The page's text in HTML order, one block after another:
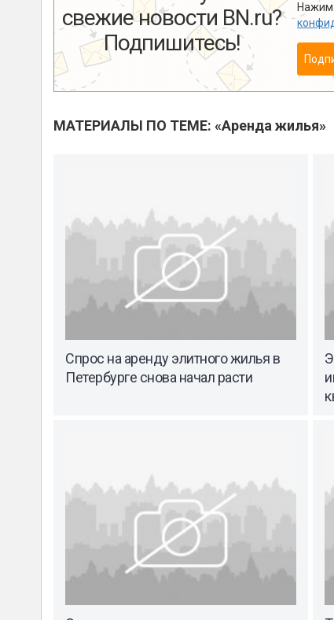
свежие новости BN.ru?
Подпишитесь!
МАТЕРИАЛЫ ПО ТЕМЕ: «Аренда жилья»
Спрос на аренду элитного жилья в
Петербурге снова начал расти